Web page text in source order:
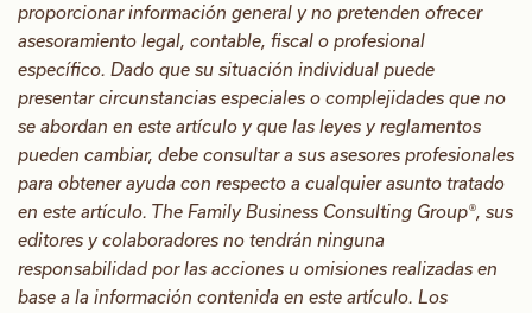
proporcionar información general y no pretenden ofrecer
asesoramiento legal, contable, fiscal o profesional
específico. Dado que su situación individual puede
presentar circunstancias especiales o complejidades que no
se abordan en este artículo y que las leyes y reglamentos
pueden cambiar, debe consultar a sus asesores profesionales
para obtener ayuda con respecto a cualquier asunto tratado
en este artículo. The Family Business Consulting Group®, sus
editores y colaboradores no tendrán ninguna
responsabilidad por las acciones u omisiones realizadas en
base a la información contenida en este artículo. Los